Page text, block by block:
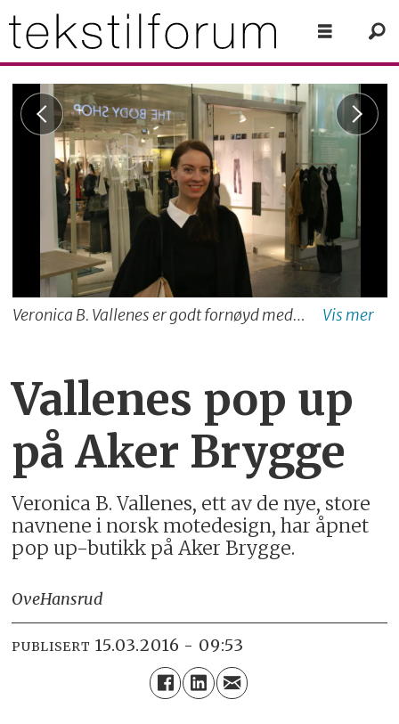
Veronica B. Vallenes er godt fornøyd med pop up-butikken på Aker Brygge
Vallenes pop up
på Aker Brygge
Veronica B. Vallenes, ett av de nye, store
navnene i norsk motedesign, har åpnet
pop up-butikk på Aker Brygge.
OveHansrud
PUBLISERT 15.03.2016 - 09:53